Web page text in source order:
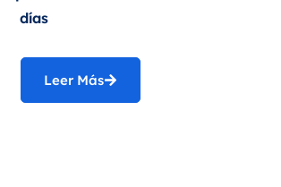
días
Leer Más